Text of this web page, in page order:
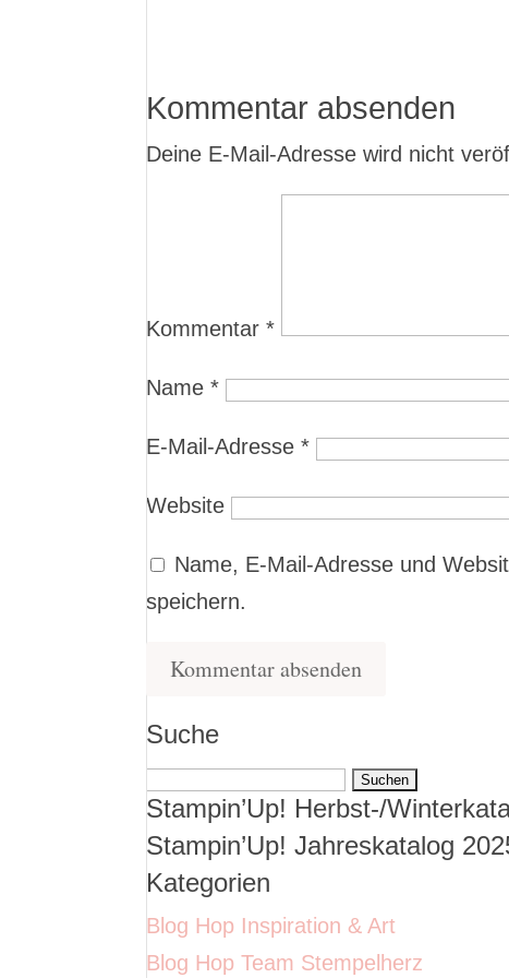
Kommentar absenden
Deine E-Mail-Adresse wird nicht
Kommentar*
Name*
E-Mail-Adresse*
Website
Name, E-Mail-Adresse und
speichern.
Suche
Suchen
nach:
Stampin’Up! Herbst-/
Stampin’Up! Jahreskatalog
Kategorien
Blog Hop Inspiration & Art
Blog Hop Team Stempelherz